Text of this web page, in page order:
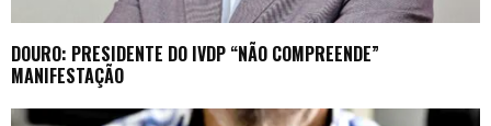
DOURO: PRESIDENTE DO IVDP “NÃO COMPREENDE”
MANIFESTAÇÃO